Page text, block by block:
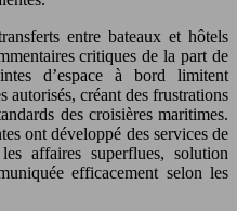
entre bateaux et hôtels
critiques de la part de
d’espace à bord limitent
autorisés, créant des frustrations
des croisières maritimes.
ont développé des services de
affaires superflues, solution
efficacement selon les